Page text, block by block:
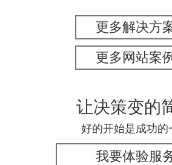
更多解决方
更多网站案例
让决策变的
好的开始是成功的
我要体验服